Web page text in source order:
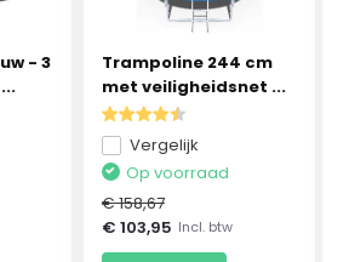
- 3
Trampoline 244 cm
met veiligheidsnet ...
Vergelijk
Op voorraad
€ 158,67
€ 103,95 Incl. btw